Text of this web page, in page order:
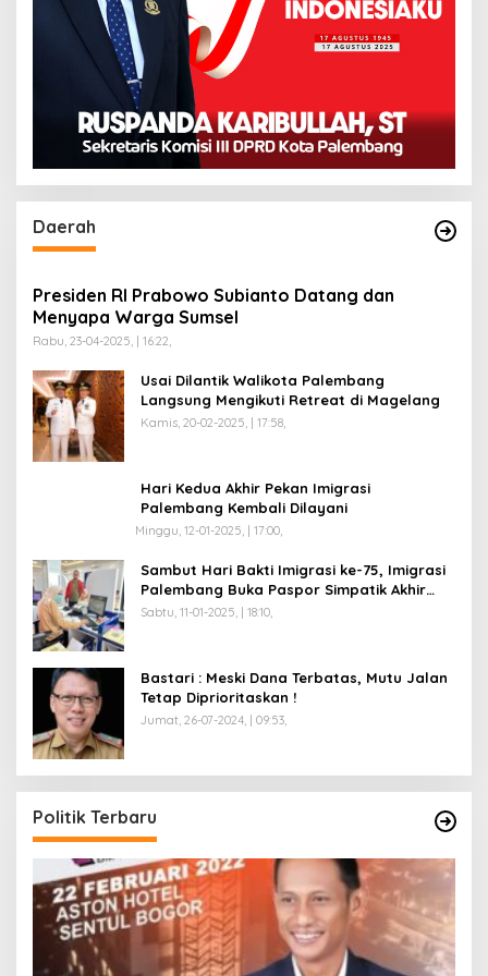
Daerah
Presiden RI Prabowo Subianto Datang dan
Menyapa Warga Sumsel
Rabu, 23-04-2025, | 16:22,
Usai Dilantik Walikota Palembang
Langsung Mengikuti Retreat di Magelang
Kamis, 20-02-2025, | 17:58,
Hari Kedua Akhir Pekan Imigrasi
Palembang Kembali Dilayani
Minggu, 12-01-2025, | 17:00,
Sambut Hari Bakti Imigrasi ke-75, Imigrasi
Palembang Buka Paspor Simpatik Akhir
Pekan
Sabtu, 11-01-2025, | 18:10,
Bastari : Meski Dana Terbatas, Mutu Jalan
Tetap Diprioritaskan !
Jumat, 26-07-2024, | 09:53,
Politik Terbaru